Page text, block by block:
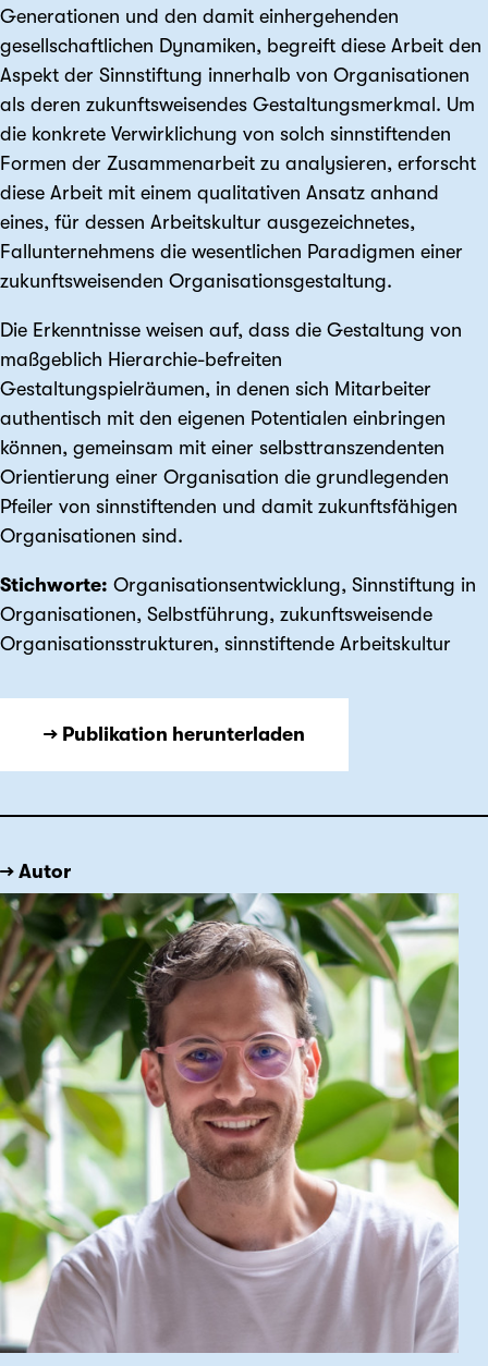
Generationen und den damit einhergehenden
gesellschaftlichen Dynamiken, begreift diese Arbeit den
Aspekt der Sinnstiftung innerhalb von Organisationen
als deren zukunftsweisendes Gestaltungsmerkmal. Um
die konkrete Verwirklichung von solch sinnstiftenden
Formen der Zusammenarbeit zu analysieren, erforscht
diese Arbeit mit einem qualitativen Ansatz anhand
eines, für dessen Arbeitskultur ausgezeichnetes,
Fallunternehmens die wesentlichen Paradigmen einer
zukunftsweisenden Organisationsgestaltung.
Die Erkenntnisse weisen auf, dass die Gestaltung von
maßgeblich Hierarchie-befreiten
Gestaltungspielräumen, in denen sich Mitarbeiter
authentisch mit den eigenen Potentialen einbringen
können, gemeinsam mit einer selbsttranszendenten
Orientierung einer Organisation die grundlegenden
Pfeiler von sinnstiftenden und damit zukunftsfähigen
Organisationen sind.
Stichworte: Organisationsentwicklung, Sinnstiftung in
Organisationen, Selbstführung, zukunftsweisende
Organisationsstrukturen, sinnstiftende Arbeitskultur
→ Publikation herunterladen
→ Autor